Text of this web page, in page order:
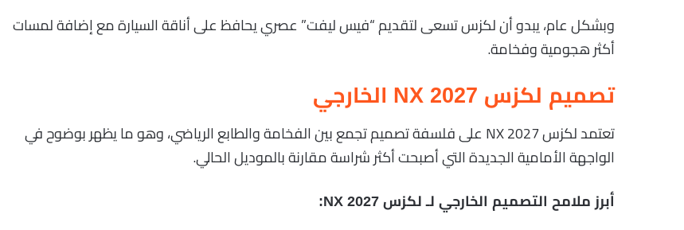
وبشكل عام، يبدو أن لكزس تسعى لتقديم “فيس ليفت” عصري يحافظ على أناقة السيارة مع إضافة لمسات
أكثر هجومية وفخامة.
تصميم لكزس NX 2027 الخارجي
تعتمد لكزس NX 2027 على فلسفة تصميم تجمع بين الفخامة والطابع الرياضي، وهو ما يظهر بوضوح في
الواجهة الأمامية الجديدة التي أصبحت أكثر شراسة مقارنة بالموديل الحالي.
أبرز ملامح التصميم الخارجي لـ لكزس NX 2027: